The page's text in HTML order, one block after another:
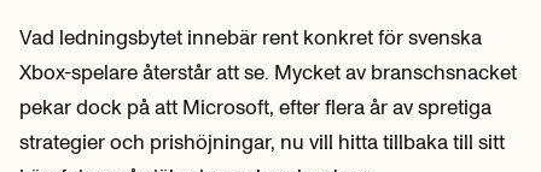
Vad ledningsbytet innebär rent konkret för svenska
Xbox-spelare återstår att se. Mycket av branschsnacket
pekar dock på att Microsoft, efter flera år av spretiga
strategier och prishöjningar, nu vill hitta tillbaka till sitt